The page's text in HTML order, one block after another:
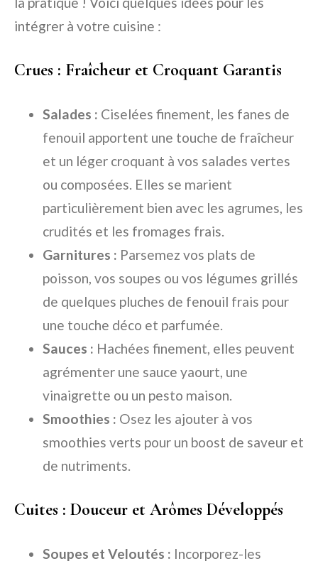
intégrer à votre cuisine :
Crues : Fraîcheur et Croquant Garantis
Salades : Ciselées finement, les fanes de
fenouil apportent une touche de fraîcheur
et un léger croquant à vos salades vertes
ou composées. Elles se marient
particulièrement bien avec les agrumes, les
crudités et les fromages frais.
Garnitures : Parsemez vos plats de
poisson, vos soupes ou vos légumes grillés
de quelques pluches de fenouil frais pour
une touche déco et parfumée.
Sauces : Hachées finement, elles peuvent
agrémenter une sauce yaourt, une
vinaigrette ou un pesto maison.
Smoothies : Osez les ajouter à vos
smoothies verts pour un boost de saveur et
de nutriments.
Cuites : Douceur et Arômes Développés
Soupes et Veloutés : Incorporez-les